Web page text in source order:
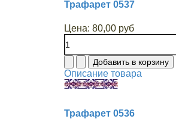
Трафарет 0537
Цена: 80,00 руб
Описание товара
Трафарет 0536